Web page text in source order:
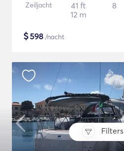
Filters
Zeiljacht
41 ft
12 m
8
$598 /nacht